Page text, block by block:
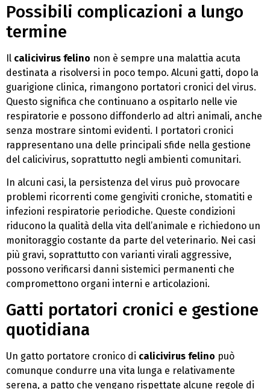
Possibili complicazioni a lungo
termine
Il calicivirus felino non è sempre una malattia acuta
destinata a risolversi in poco tempo. Alcuni gatti, dopo la
guarigione clinica, rimangono portatori cronici del virus.
Questo significa che continuano a ospitarlo nelle vie
respiratorie e possono diffonderlo ad altri animali, anche
senza mostrare sintomi evidenti. I portatori cronici
rappresentano una delle principali sfide nella gestione
del calicivirus, soprattutto negli ambienti comunitari.
In alcuni casi, la persistenza del virus può provocare
problemi ricorrenti come gengiviti croniche, stomatiti e
infezioni respiratorie periodiche. Queste condizioni
riducono la qualità della vita dell’animale e richiedono un
monitoraggio costante da parte del veterinario. Nei casi
più gravi, soprattutto con varianti virali aggressive,
possono verificarsi danni sistemici permanenti che
compromettono organi interni e articolazioni.
Gatti portatori cronici e gestione
quotidiana
Un gatto portatore cronico di calicivirus felino può
comunque condurre una vita lunga e relativamente
serena, a patto che vengano rispettate alcune regole di